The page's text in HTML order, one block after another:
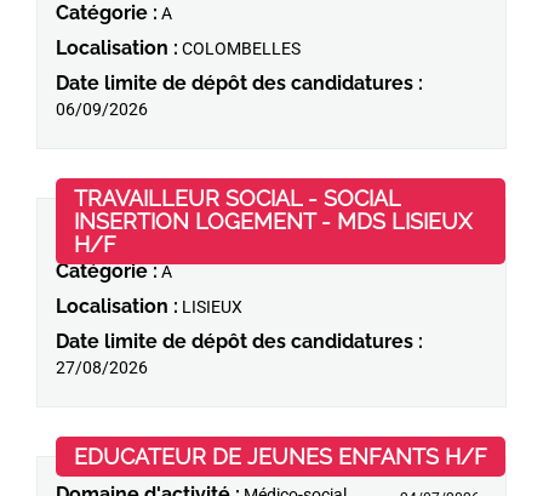
Catégorie : A
Localisation : COLOMBELLES
Date limite de dépôt des candidatures :
06/09/2026
TRAVAILLEUR SOCIAL - SOCIAL
INSERTION LOGEMENT - MDS LISIEUX
H/F(Nouvelle fenêtre)
Domaine d'activité :
Catégorie :A
Localisation : LISIEUX
Date limite de dépôt des candidatures :
27/08/2026
EDUCATEUR DE JEUNES ENFANTS H/F